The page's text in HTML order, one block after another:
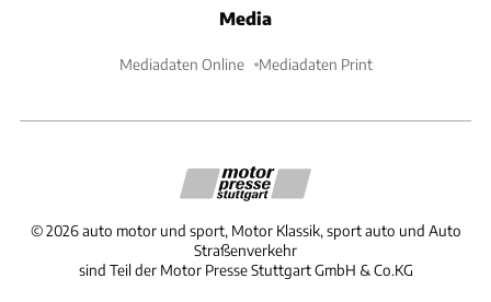
Media
Mediadaten Online Mediadaten Print
©2026 auto motor und sport, Motor Klassik, sport auto und Auto
Straßenverkehr
sind Teil der Motor Presse Stuttgart GmbH & Co.KG